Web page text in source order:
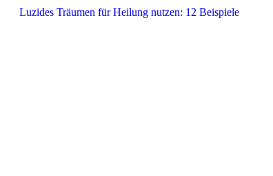
Luzides Träumen für Heilung nutzen: 12 Beispiele